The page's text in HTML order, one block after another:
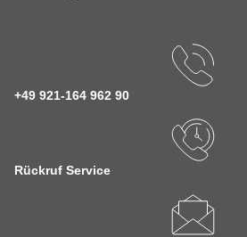
+49 921-164 962 90
Rückruf Service